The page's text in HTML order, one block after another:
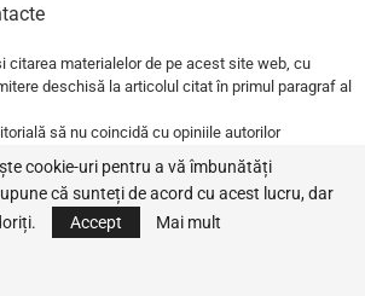
citarea materialelor de pe acest site web, cu
deschisă la articolul citat în primul paragraf al
să nu coincidă cu opiniile autorilor
Reserved.Traditia.md
cookie-uri pentru a vă îmbunătăți
că sunteți de acord cu acest lucru, dar
Accept Mai mult